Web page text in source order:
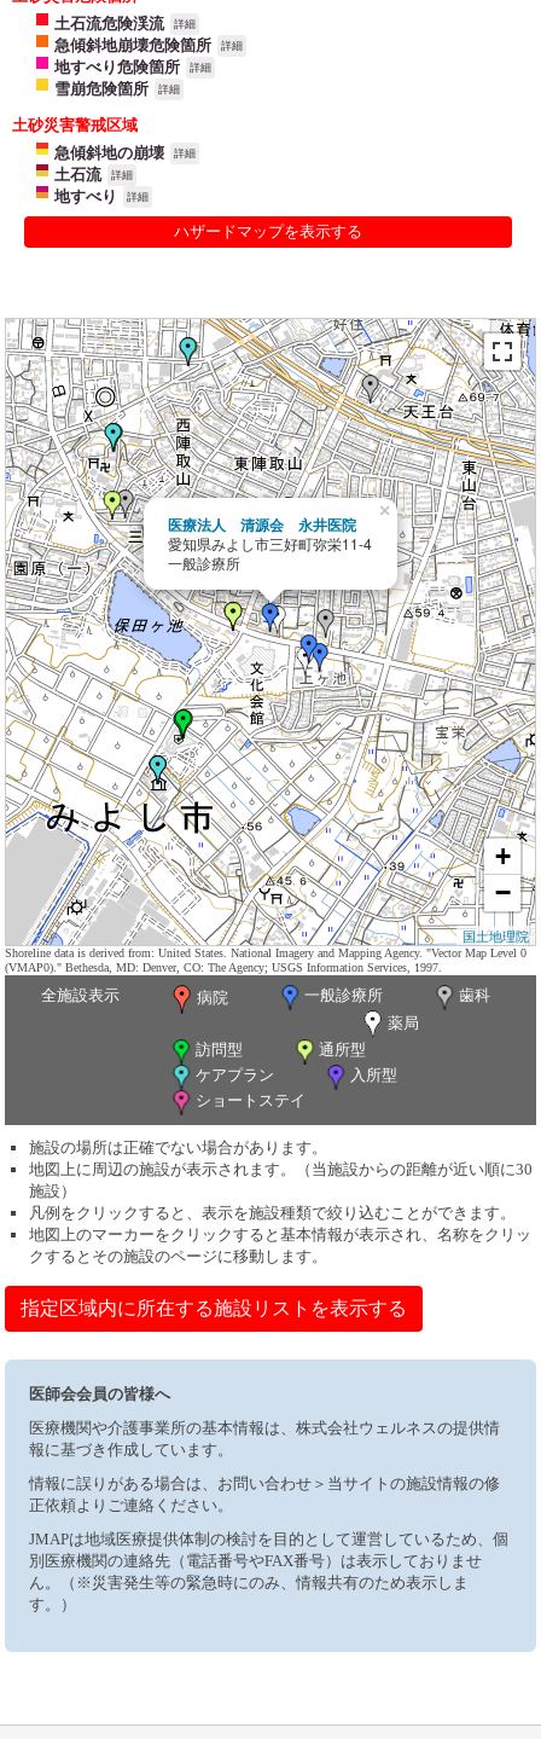
土石流危険渓流
詳細
急傾斜地崩壊危険箇所 詳細
地すべり危険箇所 詳細
雪崩危険箇所 詳細
土砂災害警戒区域
急傾斜地の崩壊
詳細
土石流 詳細
地すべり 詳細
ハザードマップを表示する
医療法人 清源会 永井医院
愛知県みよし市三好町弥栄11-4
一般診療所
×
+
−
国土地理院
Shoreline data is derived from: United States. National Imagery and Mapping Agency. "Vector Map Level 0
(VMAP0)." Bethesda, MD: Denver, CO: The Agency; USGS Information Services, 1997.
全施設表示 病院 一般診療所
歯科
薬局
訪問型
通所型
ケアプラン
入所型
ショートステイ
施設の場所は正確でない場合があります。
地図上に周辺の施設が表示されます。（当施設からの距離が近い順に30
施設）
凡例をクリックすると、表示を施設種類で絞り込むことができます。
地図上のマーカーをクリックすると基本情報が表示され、名称をクリッ
クするとその施設のページに移動します。
指定区域内に所在する施設リストを表示する
医師会会員の皆様へ
医療機関や介護事業所の基本情報は、株式会社ウェルネスの提供情
報に基づき作成しています。
情報に誤りがある場合は、お問い合わせ＞当サイトの施設情報の修
正依頼よりご連絡ください。
JMAPは地域医療提供体制の検討を目的として運営しているため、個
別医療機関の連絡先（電話番号やFAX番号）は表示しておりませ
ん。（※災害発生等の緊急時にのみ、情報共有のため表示しま
す。）